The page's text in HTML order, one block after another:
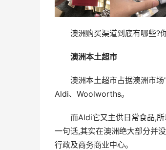
澳洲购买渠道到底有哪些?
澳洲本土超市
澳洲本土超市占据澳洲市
Aldi、Woolworths。
而Aldi它又主供日常食品,
一句话,其实在澳洲绝大部分并
行政及商务商业中心。